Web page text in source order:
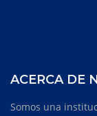
ACERCA DE
Somos una